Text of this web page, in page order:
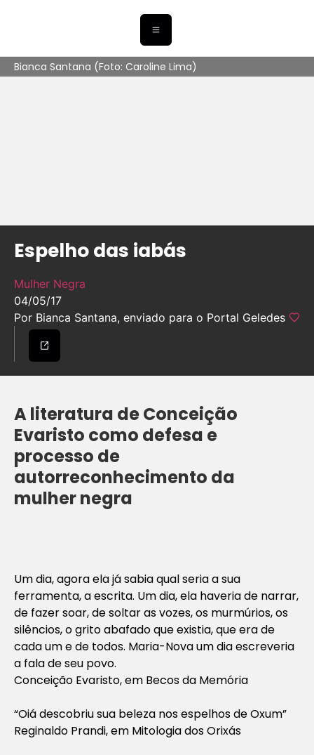
Bianca Santana (Foto: Caroline Lima)
Espelho das iabás
Mulher Negra
04/05/17
Por Bianca Santana, enviado para o Portal Geledes
A literatura de Conceição
Evaristo como defesa e
processo de
autorreconhecimento da
mulher negra
Um dia, agora ela já sabia qual seria a sua
ferramenta, a escrita. Um dia, ela haveria de narrar,
de fazer soar, de soltar as vozes, os murmúrios, os
silêncios, o grito abafado que existia, que era de
cada um e de todos. Maria-Nova um dia escreveria
a fala de seu povo.
Conceição Evaristo, em Becos da Memória
“Oiá descobriu sua beleza nos espelhos de Oxum”
Reginaldo Prandi, em Mitologia dos Orixás